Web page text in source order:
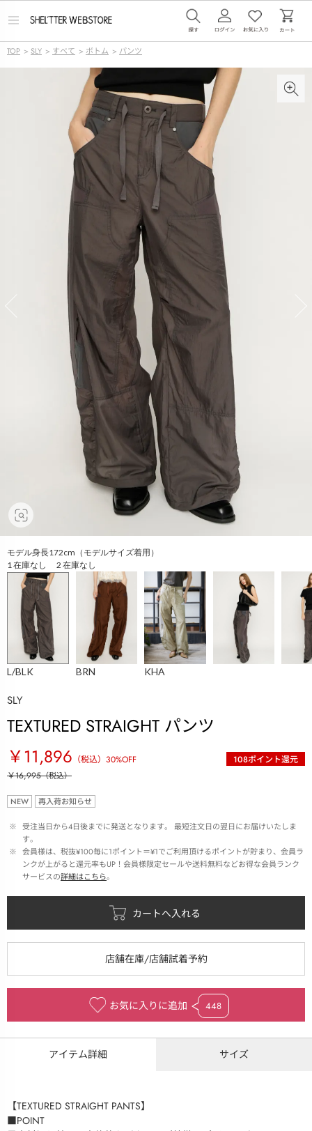
メ
ー
を
TOP > SLY > すべて > ボトム > パンツ
モデル身長172cm（モデルサイズ着用）
1 在庫なし 2 在庫なし
L/BLK BRN KHA
SLY
TEXTURED STRAIGHT パンツ
￥11,896 （税込） 30%OFF 108ポイント還元
￥16,995（税込）
NEW 再入荷お知らせ
※ 受注当日から4日後までに発送となります。 最短注文日の翌日にお届けいたしま
す。
※ 会員様は、税抜¥100毎に1ポイント＝¥1でご利用頂けるポイントが貯まり、会員ラ
ンクが上がると還元率もUP！会員様限定セールや送料無料などお得な会員ランク
サービスの詳細はこちら。
お気に入りに追加 448
アイテム詳細 サイズ
【TEXTURED STRAIGHT PANTS】
■POINT